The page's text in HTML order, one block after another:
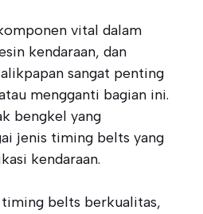
vital dalam
kendaraan, dan
sangat penting
mengganti bagian ini.
bengkel yang
jenis timing belts yang
kendaraan.
belts berkualitas,